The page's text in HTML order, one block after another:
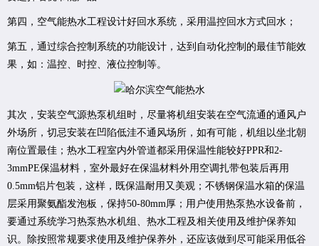
第四，空气能热水工程设计好回水系统，采用温控回水方式回水；
第五，通过综合控制系统的功能设计，达到自动化控制的最佳节能效
果，如：温控、时控、液位控制等。
其次，安装空气源热泵机组时，尽量将机组安装在空气流通的通风户
外场所，切忌安装在凹陷低洼不通风场所，如有可能，机组以坐北朝
南位置最佳；热水工程室内外管道都采用保温性能较好PPR和2-
3mmPE保温材料，室外最好在保温材料外用空调扎带包装后再用
0.5mm铝片包装，这样，既保温耐用又美观；不锈钢保温水箱的保温
层采用聚氨酯发泡板，保持50-80mm厚；用户使用热泵热水设备前，
要通过系统学习热泵热水机组、热水工程及相关使用及维护保养知
识。除按照常规要求使用及维护保养外，还应该做到尽可能采用低谷